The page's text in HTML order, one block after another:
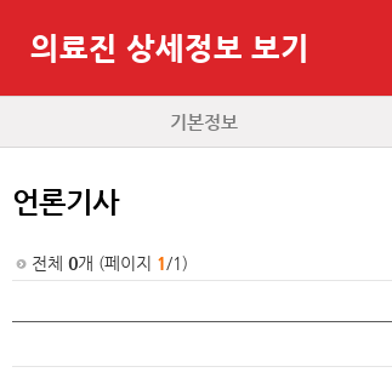
의료진 상세정보 보기
기본정보
언론기사
전체 0개 (페이지 1/1)